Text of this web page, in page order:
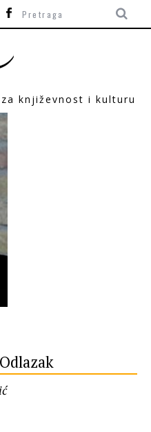
književnost i kulturu